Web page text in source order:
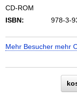
CD-ROM
ISBN:
978-3-
Mehr Besucher mehr